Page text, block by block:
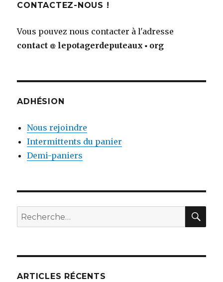
CONTACTEZ-NOUS !
Vous pouvez nous contacter à l'adresse
contact
lepotagerdeputeaux org
ADHÉSION
Nous rejoindre
Intermittents du panier
Demi-paniers
Recherche
pour
ARTICLES RÉCENTS